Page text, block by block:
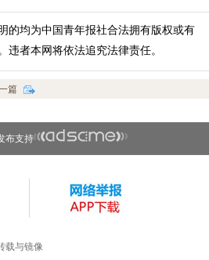
的均为中国青年报社合法拥有版权或有
者本网将依法追究法律责任。
篇
布支持
载与镜像